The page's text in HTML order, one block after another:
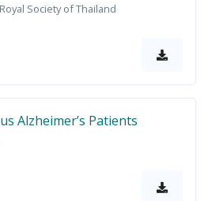
Society of Thailand
Alzheimer’s Patients